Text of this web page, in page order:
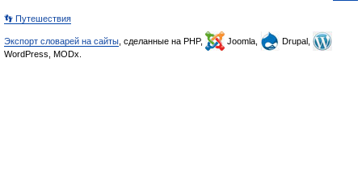
👣 Путешествия
Экспорт словарей на сайты , сделанные на PHP, Joomla,
Drupal,
WordPress, MODx.